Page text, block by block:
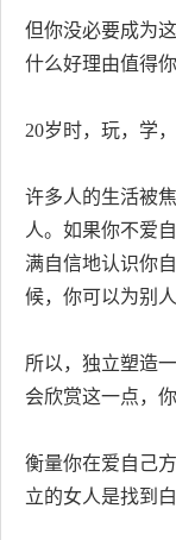
但你没必要成为
什么好理由值得
20岁时，玩，学
许多人的生活被
人。如果你不爱
满自信地认识你
候，你可以为别
所以，独立塑造
会欣赏这一点，
衡量你在爱自己
立的女人是找到